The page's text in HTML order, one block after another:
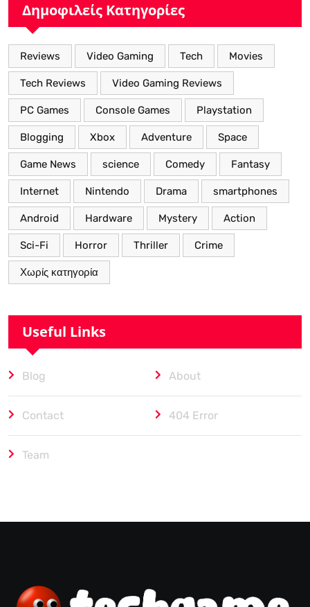
Δημοφιλείς Κατηγορίες
Reviews Video Gaming Tech Movies
Tech Reviews Video Gaming Reviews
PC Games Console Games Playstation
Blogging Xbox Adventure Space
Game News science Comedy Fantasy
Internet Nintendo Drama smartphones
Android Hardware Mystery Action
Sci-Fi Horror Thriller Crime
Χωρίς κατηγορία
Useful Links
Blog About
Contact 404 Error
Team